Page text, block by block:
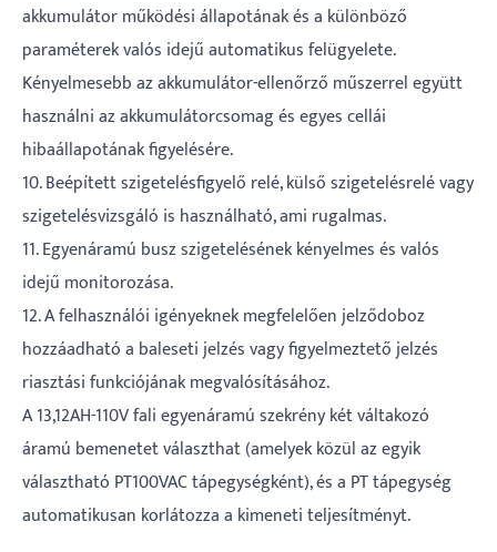
akkumulátor működési állapotának és a különböző
paraméterek valós idejű automatikus felügyelete.
Kényelmesebb az akkumulátor-ellenőrző műszerrel együtt
használni az akkumulátorcsomag és egyes cellái
hibaállapotának figyelésére.
10. Beépített szigetelésfigyelő relé, külső szigetelésrelé vagy
szigetelésvizsgáló is használható, ami rugalmas.
11. Egyenáramú busz szigetelésének kényelmes és valós
idejű monitorozása.
12. A felhasználói igényeknek megfelelően jelződoboz
hozzáadható a baleseti jelzés vagy figyelmeztető jelzés
riasztási funkciójának megvalósításához.
A 13,12AH-110V fali egyenáramú szekrény két váltakozó
áramú bemenetet választhat (amelyek közül az egyik
választható PT100VAC tápegységként), és a PT tápegység
automatikusan korlátozza a kimeneti teljesítményt.